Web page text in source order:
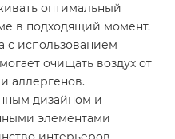
оптимальный
в подходящий момент.
с использованием
очищать воздух от
аллергенов.
дизайном и
элементами